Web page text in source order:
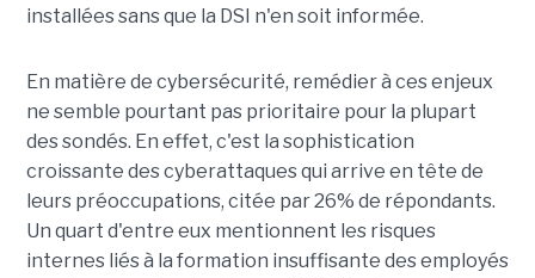
installées sans que la DSI n'en soit informée.
En matière de cybersécurité, remédier à ces enjeux
ne semble pourtant pas prioritaire pour la plupart
des sondés. En effet, c'est la sophistication
croissante des cyberattaques qui arrive en tête de
leurs préoccupations, citée par 26% de répondants.
Un quart d'entre eux mentionnent les risques
internes liés à la formation insuffisante des employés